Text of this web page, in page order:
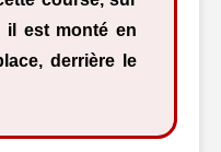
il est monté en
derrière le